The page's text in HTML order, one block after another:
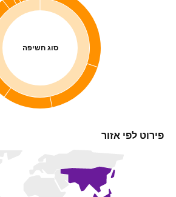
סוג חשיפה
פירוט לפי אזור